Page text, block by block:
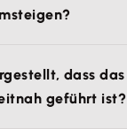
dass das
geführt ist?